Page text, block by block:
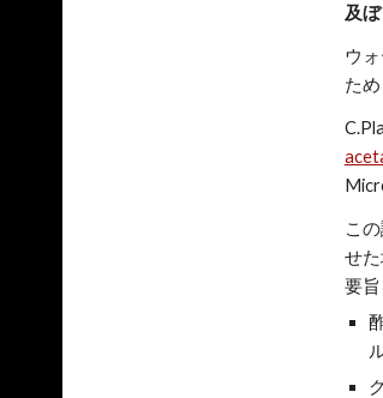
及
ウ
た
こ
せ
要旨